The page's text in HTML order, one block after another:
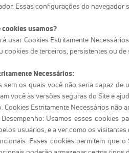
Essas configurações do
cookies usamos?
usar Cookies Estritamente
cookies de terceiros, persistentes ou de
Necessários:
sem os quais você não seria capaz
você às versões seguras do Site e
Cookies Estritamente Necessários não
Desempenho: Usamos esses cookies
usuários, e a ver como os
Esses cookies permitem que